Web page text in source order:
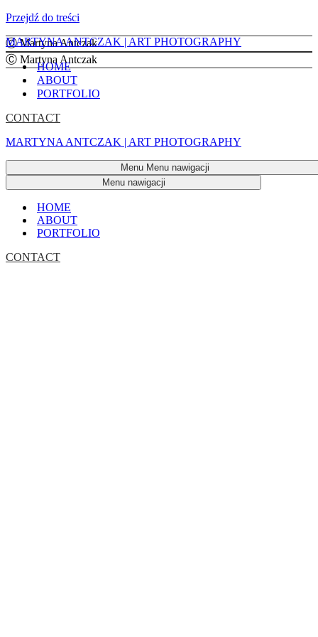
Przejdź do treści
MARTYNA ANTCZAK | ART PHOTOGRAPHY
HOME
ABOUT
PORTFOLIO
CONTACT
MARTYNA ANTCZAK | ART PHOTOGRAPHY
Menu Menu nawigacji
Menu nawigacji
HOME
ABOUT
PORTFOLIO
CONTACT
Ⓒ Martyna Antczak
Ⓒ Martyna Antczak